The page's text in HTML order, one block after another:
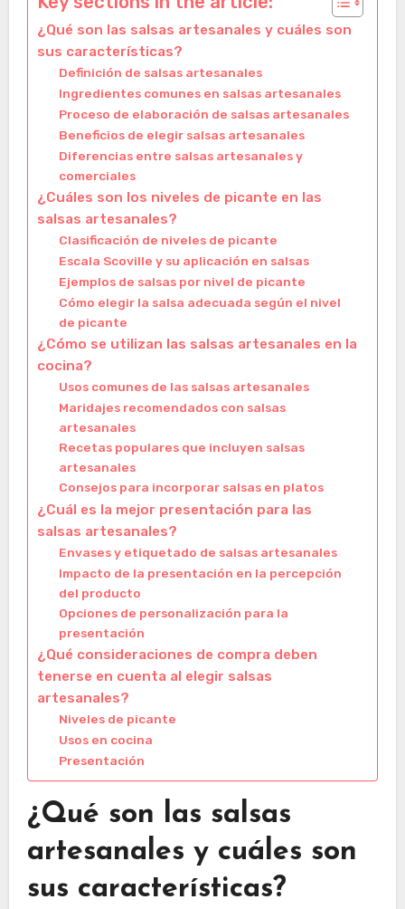
¿Qué son las salsas artesanales y cuáles son
sus características?
Definición de salsas artesanales
Ingredientes comunes en salsas artesanales
Proceso de elaboración de salsas artesanales
Beneficios de elegir salsas artesanales
Diferencias entre salsas artesanales y
comerciales
¿Cuáles son los niveles de picante en las
salsas artesanales?
Clasificación de niveles de picante
Escala Scoville y su aplicación en salsas
Ejemplos de salsas por nivel de picante
Cómo elegir la salsa adecuada según el nivel
de picante
¿Cómo se utilizan las salsas artesanales en la
cocina?
Usos comunes de las salsas artesanales
Maridajes recomendados con salsas
artesanales
Recetas populares que incluyen salsas
artesanales
Consejos para incorporar salsas en platos
¿Cuál es la mejor presentación para las
salsas artesanales?
Envases y etiquetado de salsas artesanales
Impacto de la presentación en la percepción
del producto
Opciones de personalización para la
presentación
¿Qué consideraciones de compra deben
tenerse en cuenta al elegir salsas
artesanales?
Niveles de picante
Usos en cocina
Presentación
¿Qué son las salsas
artesanales y cuáles son
sus características?